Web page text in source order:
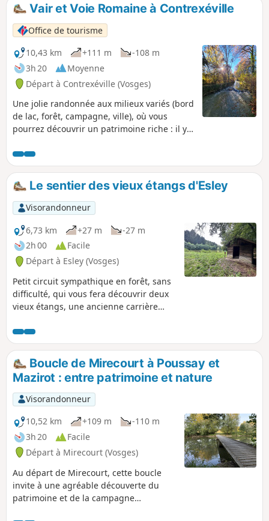
Vair et Voie Romaine à Contrexéville
Office de tourisme
10,43 km
+111 m
-108 m
3h 20
Moyenne
Départ à Contrexéville (Vosges)
Une jolie randonnée aux milieux variés (bord
de lac, forêt, campagne, ville), où vous
pourrez découvrir un patrimoine riche : il y
Le sentier des vieux étangs d'Esley
Visorandonneur
6,73 km
+27 m
-27 m
2h 00
Facile
Départ à Esley (Vosges)
Petit circuit sympathique en forêt, sans
difficulté, qui vous fera découvrir deux
vieux étangs, une ancienne carrière
de France. Une grande partie du
parcours se fait à travers bois par des
petits sentiers sinueux et les deux
derniers kilomètres sur un chemin de
pierre et route goudronnée. Le sentier
est bien balisé : suivre les petits
panneaux avec un Rond Jaune, Vous
trouverez à mi-parcours une aire de
pique-nique avec tables et une petite
cabane pour faire une pause au bord de
l'Étang des Limaçons.
Boucle de Mirecourt à Poussay et
Mazirot : entre patrimoine et nature
Visorandonneur
10,52 km
+109 m
-110 m
3h 20
Facile
Départ à Mirecourt (Vosges)
Au départ de Mirecourt, cette boucle
invite à une agréable découverte du
patrimoine et de la campagne